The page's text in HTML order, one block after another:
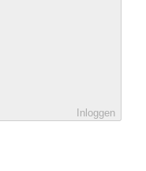
Inloggen